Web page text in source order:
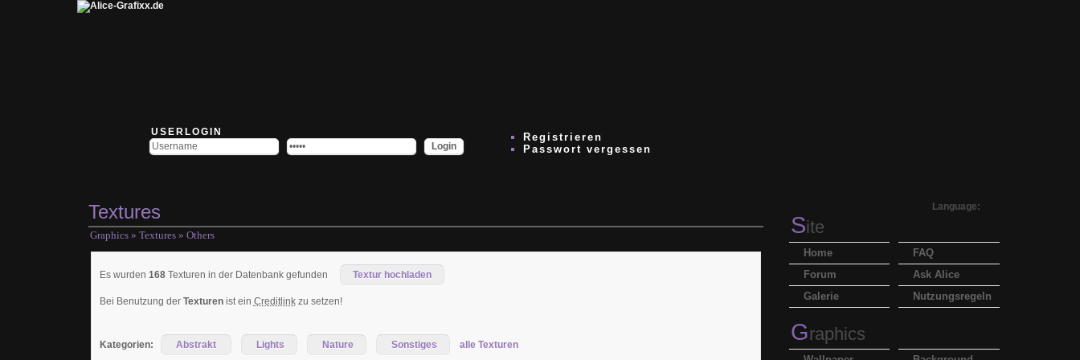
USERLOGIN
Registrieren
Passwort vergessen
Textures
Graphics» Textures» Others
Es wurden 168Texturen in der Datenbank gefunden Textur hochladen
Bei Benutzung der Texturenist ein Creditlinkzu setzen!
Kategorien: Abstrakt Lights Nature Sonstiges alle Texturen
Language:
Site
FAQ
Ask Alice
Nutzungsregeln
Home
Forum
Galerie
Graphics